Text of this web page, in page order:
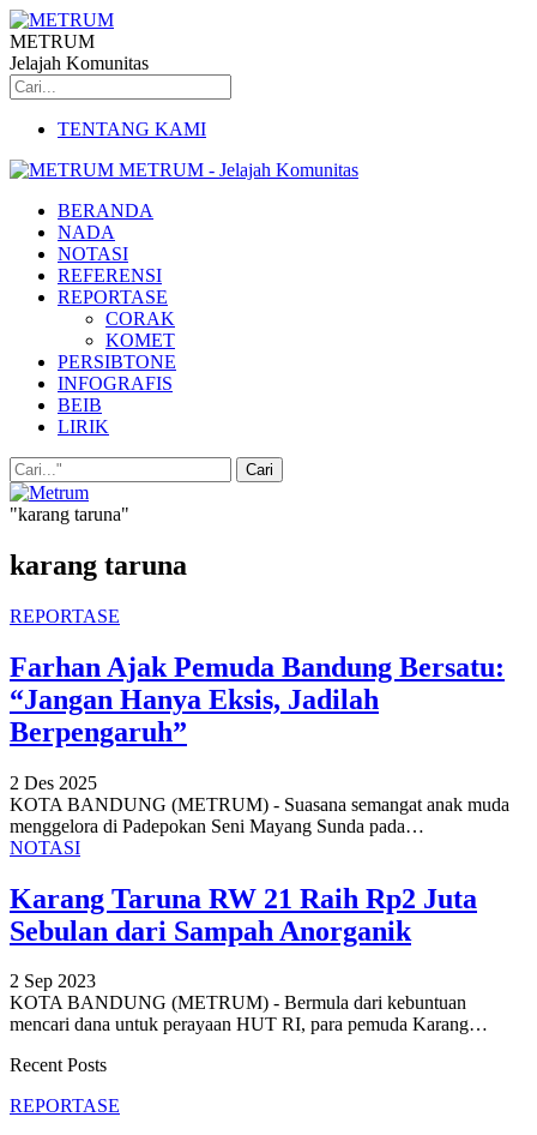
METRUM
Jelajah Komunitas
TENTANG KAMI
METRUM - Jelajah Komunitas
BERANDA
NADA
NOTASI
REFERENSI
REPORTASE
CORAK
KOMET
PERSIBTONE
INFOGRAFIS
BEIB
LIRIK
"karang taruna"
karang taruna
REPORTASE
Farhan Ajak Pemuda Bandung Bersatu:
“Jangan Hanya Eksis, Jadilah
Berpengaruh”
2 Des 2025
KOTA BANDUNG (METRUM) - Suasana semangat anak muda
menggelora di Padepokan Seni Mayang Sunda pada…
NOTASI
Karang Taruna RW 21 Raih Rp2 Juta
Sebulan dari Sampah Anorganik
2 Sep 2023
KOTA BANDUNG (METRUM) - Bermula dari kebuntuan
mencari dana untuk perayaan HUT RI, para pemuda Karang…
Recent Posts
REPORTASE